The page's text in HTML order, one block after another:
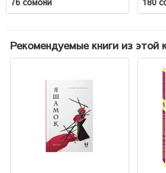
Рекомендуемые книги из этой